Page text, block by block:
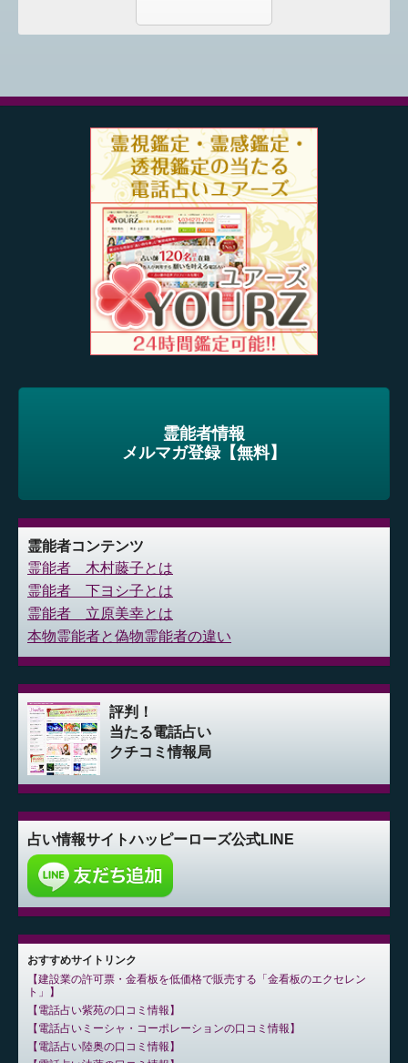
霊能者情報
メルマガ登録【無料】
霊能者コンテンツ
霊能者 木村藤子とは
霊能者 下ヨシ子とは
霊能者 立原美幸とは
本物霊能者と偽物霊能者の違い
評判！
当たる電話占い
クチコミ情報局
占い情報サイトハッピーローズ公式LINE
おすすめサイトリンク
建設業の許可票・金看板を低価格で販売する「金看板のエクセレン
ト」
電話占い紫苑の口コミ情報
電話占いミーシャ・コーポレーションの口コミ情報
電話占い陸奥の口コミ情報